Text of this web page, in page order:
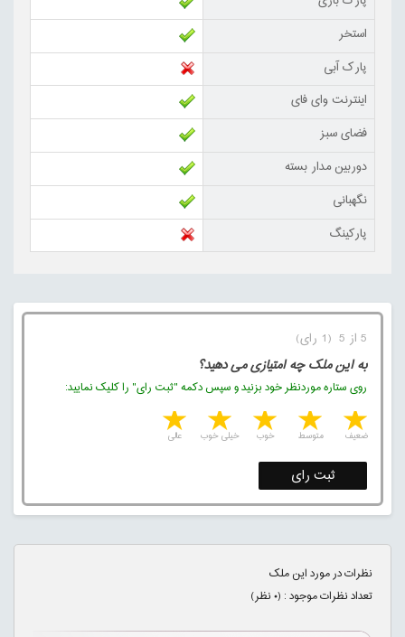
استخر
پارک آبی
اینترنت وای فای
فضای سبز
دوربین مدار بسته
نگهبانی
پارکینگ
5 از 5 (1 رای)
به این ملک چه امتیازی می دهید؟
روی ستاره موردنظر خود بزنید و سپس دکمه "ثبت رای" را کلیک نمایید:
4 stars 3 stars 2 stars 1 star عالی خیلی خوب خوب متوسط ضعیف
ثبت رای
نظرات در مورد این ملک
تعداد نظرات موجود : (۰نظر)